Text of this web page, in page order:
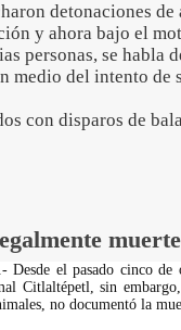
detonaciones
y ahora bajo el
personas, se habla
medio del intento de
con disparos de
Desde el pasado cinco
Citlaltépetl, sin
no documentó la